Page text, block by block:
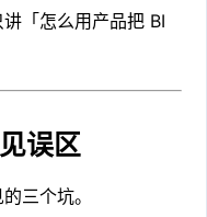
「怎么用产品把 BI
误区
三个坑。